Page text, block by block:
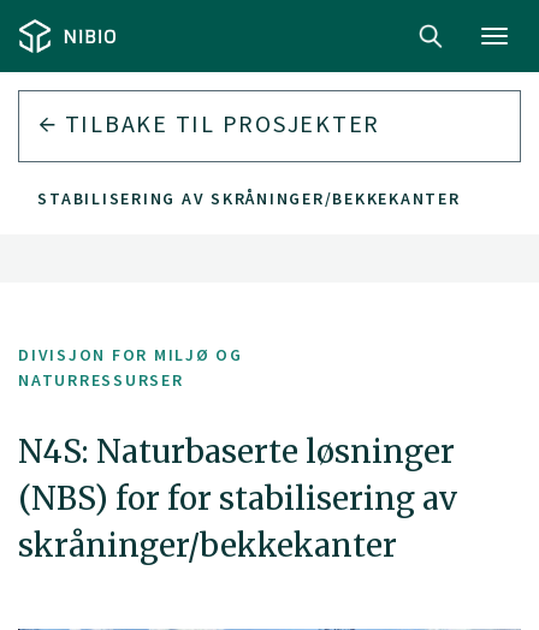
TILBAKE TIL PROSJEKTER
STABILISERING AV SKRÅNINGER/BEKKEKANTER
DIVISJON FOR MILJØ OG
NATURRESSURSER
N4S: Naturbaserte løsninger
(NBS) for for stabilisering av
skråninger/bekkekanter